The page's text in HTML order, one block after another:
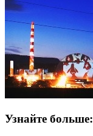
Узнайте больше: